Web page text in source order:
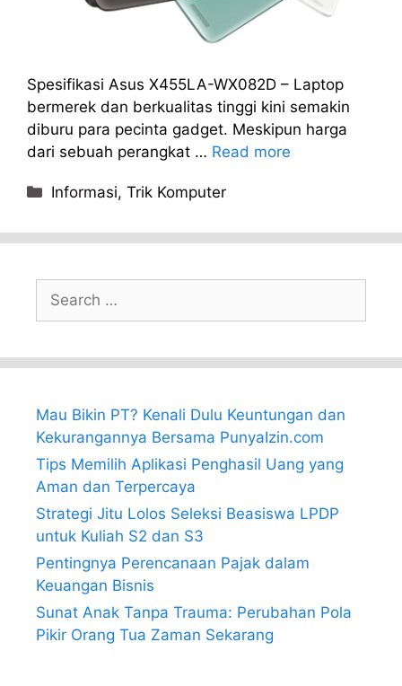
Spesifikasi Asus X455LA-WX082D – Laptop
bermerek dan berkualitas tinggi kini semakin
diburu para pecinta gadget. Meskipun harga
dari sebuah perangkat … Read more
Categories
Informasi,Trik Komputer
Search
for:
Mau Bikin PT? Kenali Dulu Keuntungan dan
Kekurangannya Bersama PunyaIzin.com
Tips Memilih Aplikasi Penghasil Uang yang
Aman dan Terpercaya
Strategi Jitu Lolos Seleksi Beasiswa LPDP
untuk Kuliah S2 dan S3
Pentingnya Perencanaan Pajak dalam
Keuangan Bisnis
Sunat Anak Tanpa Trauma: Perubahan Pola
Pikir Orang Tua Zaman Sekarang